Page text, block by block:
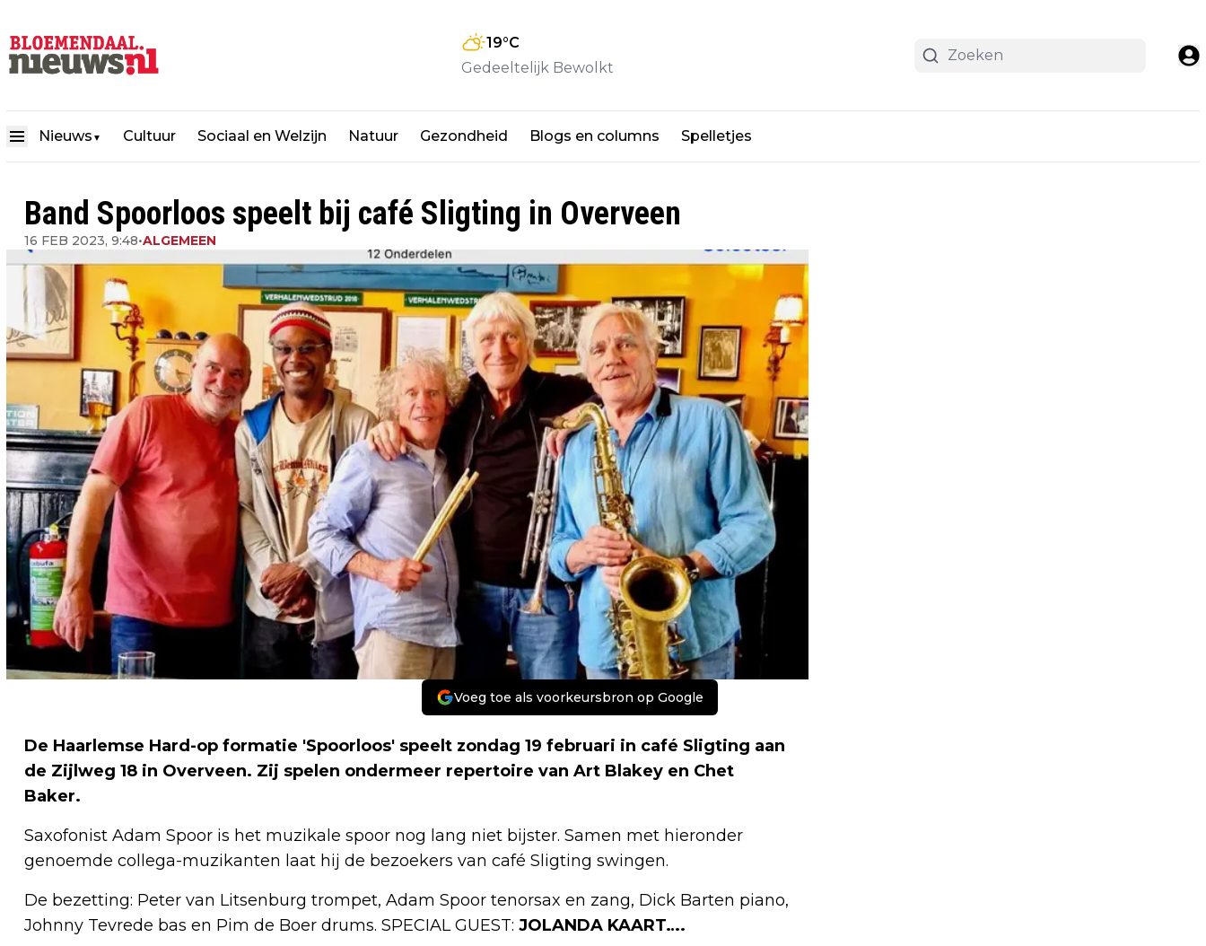
19°C
Gedeeltelijk Bewolkt
Nieuws ▼ Cultuur Sociaal en Welzijn Natuur Gezondheid Blogs en columns Spelletjes
Band Spoorloos speelt bij café Sligting in Overveen
16 FEB 2023, 9:48•ALGEMEEN
Voeg toe als voorkeursbron op Google
De Haarlemse Hard-op formatie 'Spoorloos' speelt zondag 19 februari in café Sligting aan
de Zijlweg 18 in Overveen. Zij spelen ondermeer repertoire van Art Blakey en Chet
Baker.
Saxofonist Adam Spoor is het muzikale spoor nog lang niet bijster. Samen met hieronder
genoemde collega-muzikanten laat hij de bezoekers van café Sligting swingen.
De bezetting: Peter van Litsenburg trompet, Adam Spoor tenorsax en zang, Dick Barten piano,
Johnny Tevrede bas en Pim de Boer drums. SPECIAL GUEST: JOLANDA KAART….